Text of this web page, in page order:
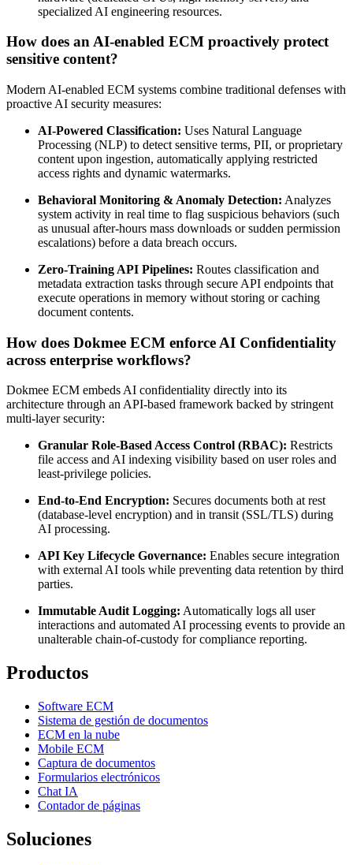
specialized AI engineering resources.
How does an AI-enabled ECM proactively protect
sensitive content?
Modern AI-enabled ECM systems combine traditional defenses with
proactive AI security measures:
AI-Powered Classification: Uses Natural Language
Processing (NLP) to detect sensitive terms, PII, or proprietary
content upon ingestion, automatically applying restricted
access rights and dynamic watermarks.
Behavioral Monitoring & Anomaly Detection: Analyzes
system activity in real time to flag suspicious behaviors (such
as unusual after-hours mass downloads or sudden permission
escalations) before a data breach occurs.
Zero-Training API Pipelines: Routes classification and
metadata extraction tasks through secure API endpoints that
execute operations in memory without storing or caching
document contents.
How does Dokmee ECM enforce AI Confidentiality
across enterprise workflows?
Dokmee ECM embeds AI confidentiality directly into its
architecture through an API-based framework backed by stringent
multi-layer security:
Granular Role-Based Access Control (RBAC): Restricts
file access and AI indexing visibility based on user roles and
least-privilege policies.
End-to-End Encryption: Secures documents both at rest
(database-level encryption) and in transit (SSL/TLS) during
AI processing.
API Key Lifecycle Governance: Enables secure integration
with external AI tools while preventing data retention by third
parties.
Immutable Audit Logging: Automatically logs all user
interactions and automated AI processing events to provide an
unalterable chain-of-custody for compliance reporting.
Productos
Software ECM
Sistema de gestión de documentos
ECM en la nube
Mobile ECM
Captura de documentos
Formularios electrónicos
Chat IA
Contador de páginas
Soluciones